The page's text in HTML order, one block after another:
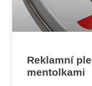
Reklamní
mentolkami